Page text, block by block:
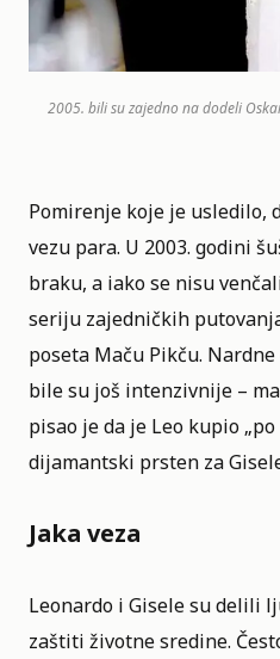
2005. bili su zajedno na dodeli
Pomirenje koje je usledilo,
vezu para. U 2003. godini
braku, a iako se nisu
seriju zajedničkih
poseta Maču Pikču.
bile su još intenzivnije –
pisao je da je Leo kupio
dijamantski prsten za
Jaka veza
Leonardo i Gisele su delili
zaštiti životne sredine.